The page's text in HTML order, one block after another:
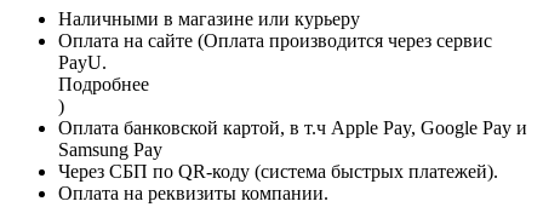
Наличными в магазине или курьеру
Оплата на сайте (Оплата производится через сервис
PayU.
Подробнее
)
Оплата банковской картой, в т.ч Apple Pay, Google Pay и
Samsung Pay
Через СБП по QR-коду (система быстрых платежей).
Оплата на реквизиты компании.